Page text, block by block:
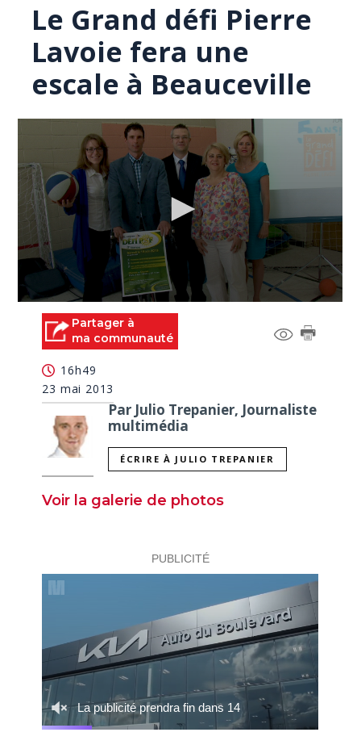
Le Grand défi Pierre
Lavoie fera une
escale à Beauceville
seconds
seconds
Partager à
ma communauté
16h49
23 mai 2013
Par Julio Trepanier, Journaliste
multimédia
ÉCRIRE À JULIO TREPANIER
Voir la galerie de photos